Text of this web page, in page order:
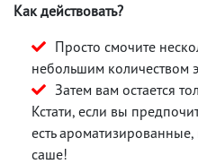
Как действовать?
Просто смочите
небольшим количеством
Затем вам остается
Кстати, если вы
есть
саше!